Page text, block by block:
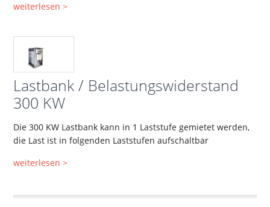
weiterlesen >
Lastbank / Belastungswiderstand
300 KW
Die 300 KW Lastbank kann in 1 Laststufe gemietet werden,
die Last ist in folgenden Laststufen aufschaltbar
weiterlesen >